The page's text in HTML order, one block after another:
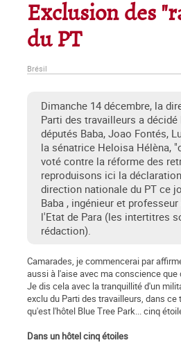
Exclusion des
du PT
Brésil
Dimanche 14 décembre, la
Parti des travailleurs a
députés Baba, Joao Fontés,
la sénatrice Heloisa Hélèna,
voté contre la réforme des
reproduisons ici la
direction nationale du PT ce
Baba , ingénieur et
l'Etat de Para (les intertitres
rédaction).
Camarades, je commencerai par
aussi à l'aise avec ma conscience
Je dis cela avec la tranquillité d'un
exclu du Parti des travailleurs, dans
qu'est l'hôtel Blue Tree Park... cinq
Dans un hôtel cinq étoiles